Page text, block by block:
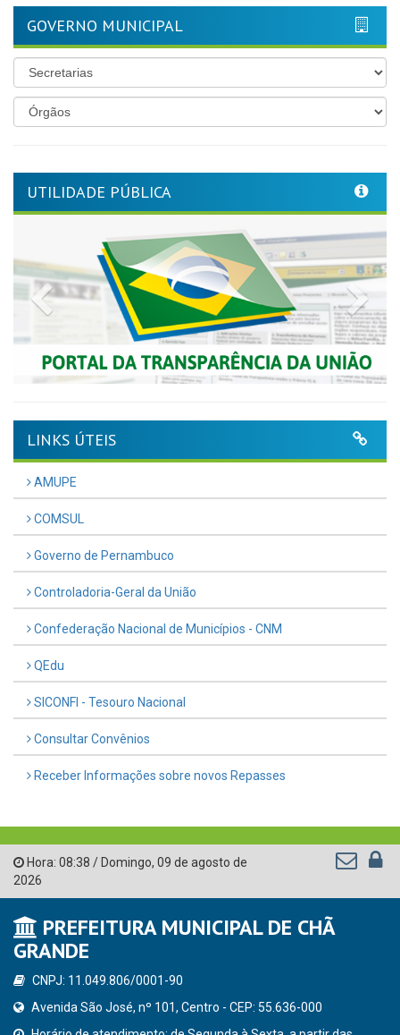
GOVERNO MUNICIPAL
UTILIDADE PÚBLICA
Previous
LINKS ÚTEIS
AMUPE
COMSUL
Governo de Pernambuco
Controladoria-Geral da União
Confederação Nacional de Municípios - CNM
QEdu
SICONFI - Tesouro Nacional
Consultar Convênios
Receber Informações sobre novos Repasses
Hora: 08:38 / Domingo, 09 de agosto de
2026
PREFEITURA MUNICIPAL DE CHÃ
GRANDE
CNPJ: 11.049.806/0001-90
Avenida São José, nº 101, Centro - CEP: 55.636-000